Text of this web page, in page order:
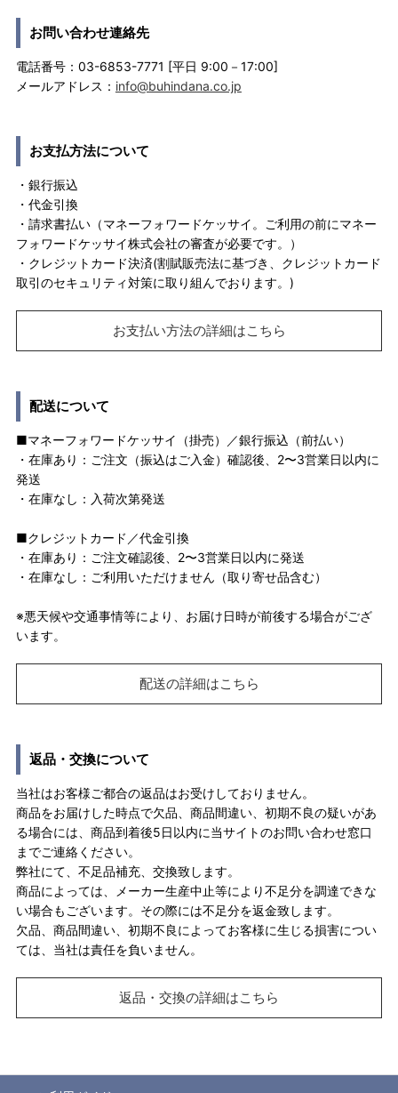
お問い合わせ連絡先
電話番号：03-6853-7771 [平日 9:00－17:00]
メールアドレス： info@buhindana.co.jp
お支払方法について
・銀行振込
・代金引換
・請求書払い（マネーフォワードケッサイ。ご利用の前にマネー
フォワードケッサイ株式会社の審査が必要です。）
・クレジットカード決済(割賦販売法に基づき、クレジットカード
取引のセキュリティ対策に取り組んでおります。)
お支払い方法の詳細はこちら
配送について
■マネーフォワードケッサイ（掛売）／銀行振込（前払い）
・在庫あり：ご注文（振込はご入金）確認後、2〜3営業日以内に
発送
・在庫なし：入荷次第発送
■クレジットカード／代金引換
・在庫あり：ご注文確認後、2〜3営業日以内に発送
・在庫なし：ご利用いただけません（取り寄せ品含む）
※悪天候や交通事情等により、お届け日時が前後する場合がござ
います。
配送の詳細はこちら
返品・交換について
当社はお客様ご都合の返品はお受けしておりません。
商品をお届けした時点で欠品、商品間違い、初期不良の疑いがあ
る場合には、商品到着後5日以内に当サイトのお問い合わせ窓口
までご連絡ください。
弊社にて、不足品補充、交換致します。
商品によっては、メーカー生産中止等により不足分を調達できな
い場合もございます。その際には不足分を返金致します。
欠品、商品間違い、初期不良によってお客様に生じる損害につい
ては、当社は責任を負いません。
返品・交換の詳細はこちら